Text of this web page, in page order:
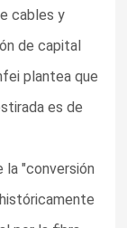
cables y
de capital
plantea que
es de
la "conversión